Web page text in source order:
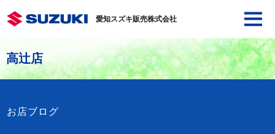
愛知スズキ販売株式会社
高辻店
お店ブログ